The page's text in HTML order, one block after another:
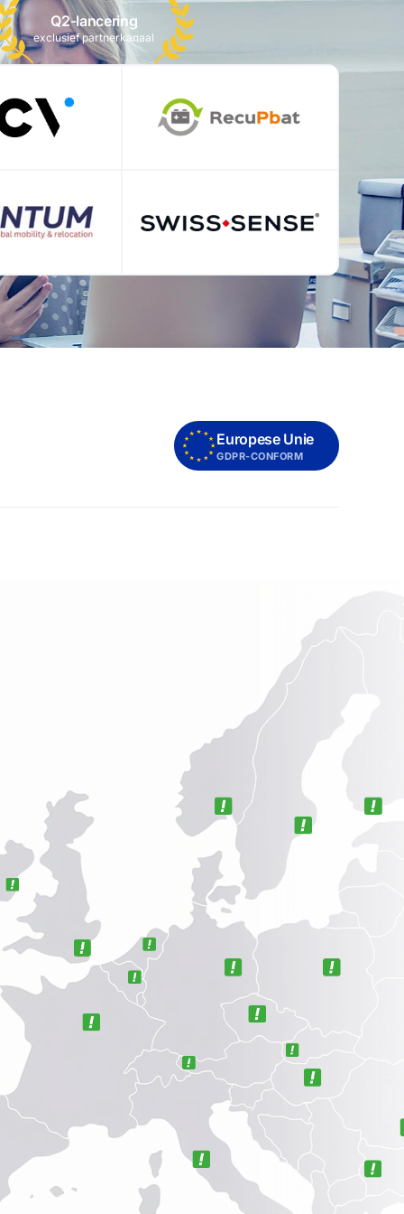
Q2-lancering
exclusief partnerkanaal
Europese Unie
GDPR-CONFORM